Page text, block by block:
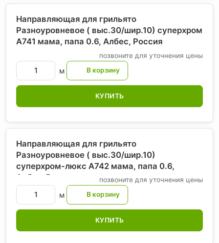
Направляющая для грильято
Разноуровневое ( выс.30/шир.10) суперхром
А741 мама, папа 0.6, Албес, Россия
позвоните для уточнения цены
м
КУПИТЬ
Направляющая для грильято
Разноуровневое ( выс.30/шир.10)
суперхром-люкс А742 мама, папа 0.6,
Албес
, Россия позвоните для уточнения цены
м
КУПИТЬ